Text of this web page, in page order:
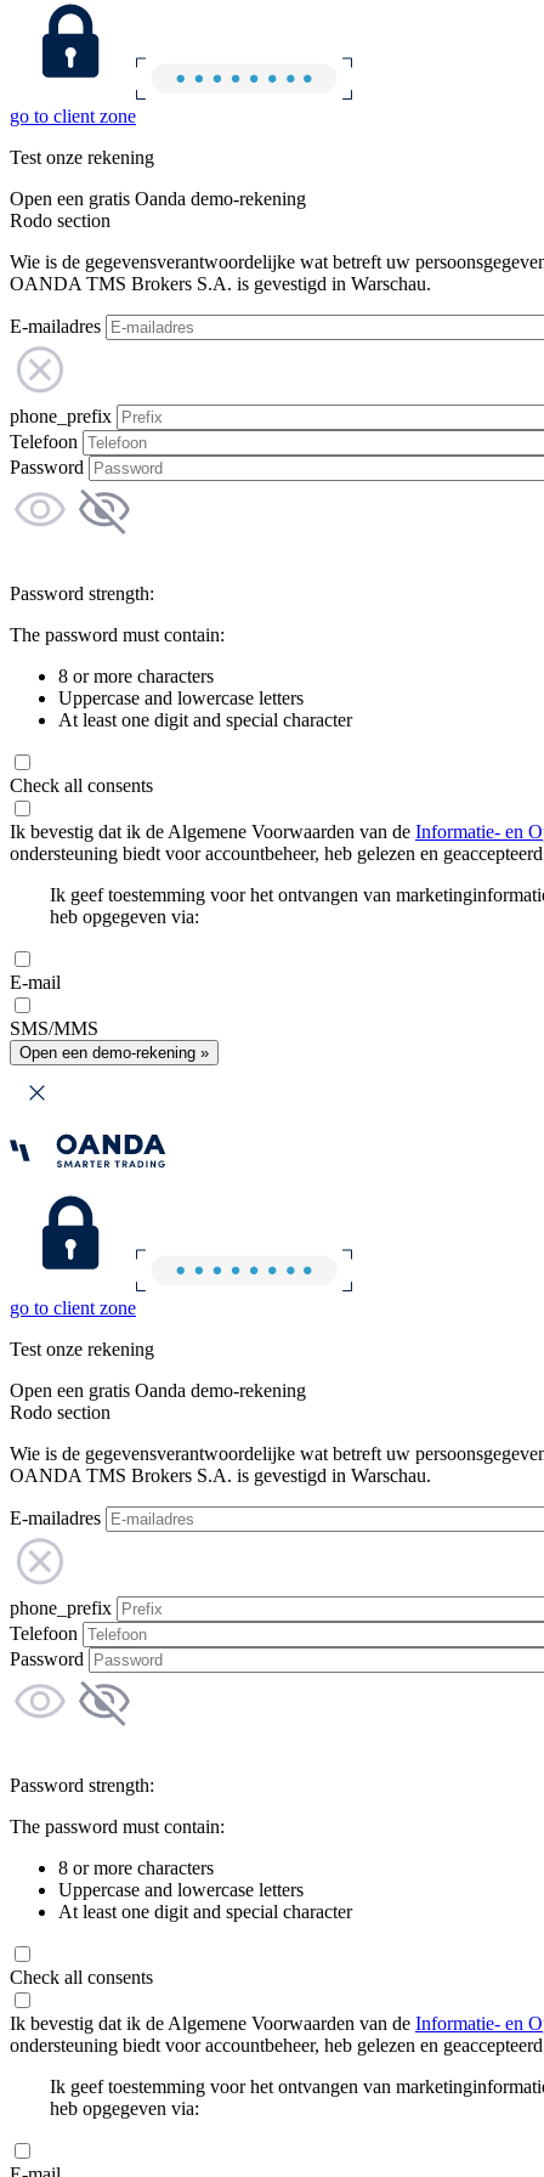
go to client zone
Test onze rekening
Open een gratis Oanda demo-rekening
Rodo section
Wie is de gegevensverantwoordelijke wat betreft uw
OANDA TMS Brokers S.A. is gevestigd in Warschau.
E-mailadres
phone_prefix
Telefoon
Password
Password strength:
The password must contain:
8 or more characters
Uppercase and lowercase letters
At least one digit and special character
Check all consents
Ik bevestig dat ik de Algemene Voorwaarden van de Informatie- en
ondersteuning biedt voor accountbeheer, heb gelezen en
Ik geef toestemming voor het ontvangen van
heb opgegeven via:
E-mail
SMS/MMS
Open een demo-rekening »
go to client zone
Test onze rekening
Open een gratis Oanda demo-rekening
Rodo section
Wie is de gegevensverantwoordelijke wat betreft uw
OANDA TMS Brokers S.A. is gevestigd in Warschau.
E-mailadres
phone_prefix
Telefoon
Password
Password strength:
The password must contain:
8 or more characters
Uppercase and lowercase letters
At least one digit and special character
Check all consents
Ik bevestig dat ik de Algemene Voorwaarden van de Informatie- en
ondersteuning biedt voor accountbeheer, heb gelezen en
Ik geef toestemming voor het ontvangen van
heb opgegeven via: